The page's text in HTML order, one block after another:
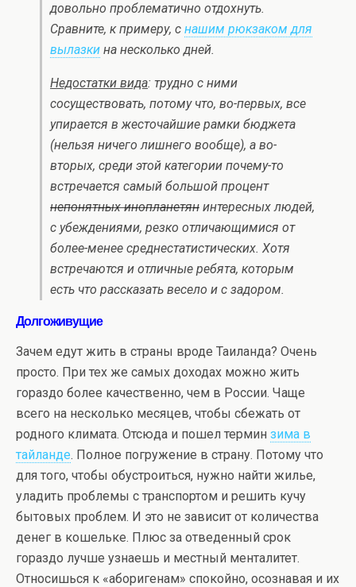
довольно проблематично отдохнуть.
Сравните, к примеру, с нашим рюкзаком для
вылазки на несколько дней.
Недостатки вида: трудно с ними
сосуществовать, потому что, во-первых, все
упирается в жесточайшие рамки бюджета
(нельзя ничего лишнего вообще), а во-
вторых, среди этой категории почему-то
встречается самый большой процент
непонятных инопланетян интересных людей,
с убеждениями, резко отличающимися от
более-менее среднестатистических. Хотя
встречаются и отличные ребята, которым
есть что рассказать весело и с задором.
Долгоживущие
Зачем едут жить в страны вроде Таиланда? Очень
просто. При тех же самых доходах можно жить
гораздо более качественно, чем в России. Чаще
всего на несколько месяцев, чтобы сбежать от
родного климата. Отсюда и пошел термин зима в
тайланде. Полное погружение в страну. Потому что
для того, чтобы обустроиться, нужно найти жилье,
уладить проблемы с транспортом и решить кучу
бытовых проблем. И это не зависит от количества
денег в кошельке. Плюс за отведенный срок
гораздо лучше узнаешь и местный менталитет.
Относишься к «аборигенам» спокойно, осознавая и их